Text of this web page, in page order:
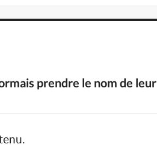
prendre le nom de leur